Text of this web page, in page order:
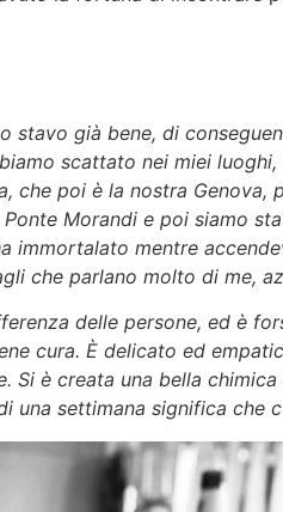
stavo già bene, di
scattato nei miei
che poi è la nostra Genova,
Morandi e poi siamo
immortalato mentre
che parlano molto di me,
delle persone, ed è
cura. È delicato ed
Si è creata una bella
una settimana significa che